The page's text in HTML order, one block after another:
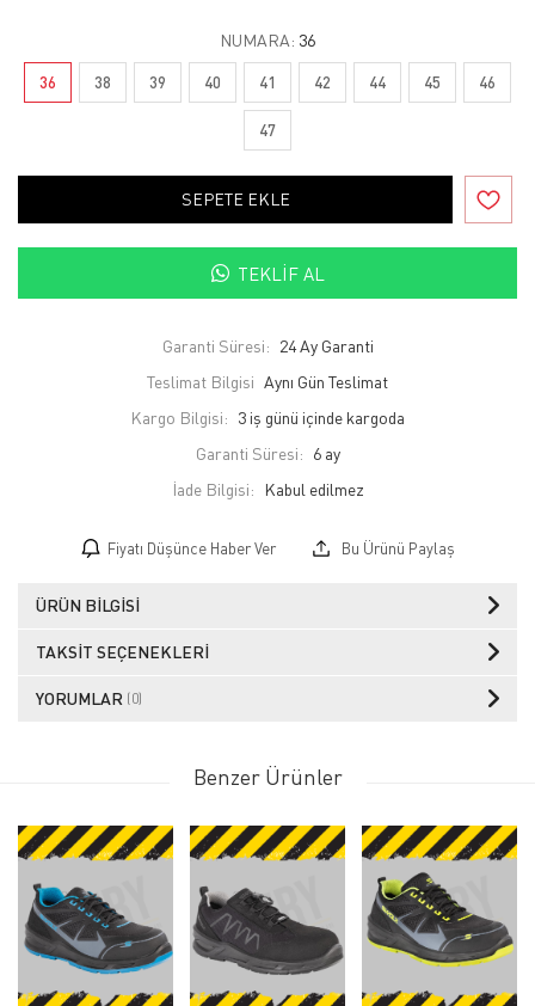
NUMARA: 36
36 38 39 40 41 42 44 45 46
47
SEPETE EKLE
TEKLIF AL
Garanti Süresi: 24 Ay Garanti
Teslimat Bilgisi Aynı Gün Teslimat
Kargo Bilgisi: 3 iş günü içinde kargoda
Garanti Süresi: 6 ay
İade Bilgisi:
Fiyatı Düşünce Haber Ver Bu Ürünü Paylaş
ÜRÜN BILGISI
TAKSIT SEÇENEKLERI
YORUMLAR (0)
Benzer Ürünler